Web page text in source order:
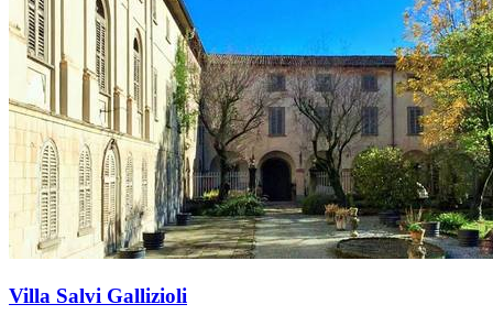
Villa Salvi Gallizioli